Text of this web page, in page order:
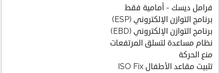
فرامل ديسك - أمامية فقط
برنامج التوازن الإلكتروني (ESP)
برنامج التوازن الإلكتروني (EBD)
نظام مساعدة لتسلق المرتفعات
منع الحركة
تثبيت مقاعد الأطفال ISO Fix